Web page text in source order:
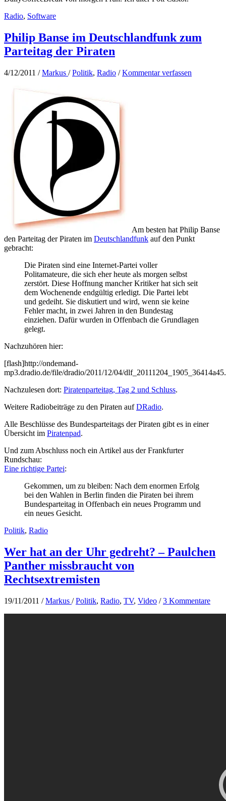
Radio, Software
Philip Banse im Deutschlandfunk zum
Parteitag der Piraten
4/12/2011 /Markus /Politik, Radio /Kommentar verfassen
Am besten hat Philip Banse
den Parteitag der Piraten im Deutschlandfunk auf den Punkt
gebracht:
Die Piraten sind eine Internet-Partei voller
Politamateure, die sich eher heute als morgen selbst
zerstört. Diese Hoffnung mancher Kritiker hat sich seit
dem Wochenende endgültig erledigt. Die Partei lebt
und gedeiht. Sie diskutiert und wird, wenn sie keine
Fehler macht, in zwei Jahren in den Bundestag
einziehen. Dafür wurden in Offenbach die Grundlagen
gelegt.
Nachzuhören hier:
[flash]http://ondemand-
mp3.dradio.de/file/dradio/2011/12/04/
Nachzulesen dort: Piratenparteitag, Tag 2 und Schluss.
Weitere Radiobeiträge zu den Piraten aufDRadio.
Alle Beschlüsse des Bundesparteitags der Piraten gibt es in einer
Übersicht im Piratenpad.
Und zum Abschluss noch ein Artikel aus der Frankfurter
Rundschau:
Eine richtige Partei:
Gekommen, um zu bleiben: Nach dem enormen Erfolg
bei den Wahlen in Berlin finden die Piraten bei ihrem
Bundesparteitag in Offenbach ein neues Programm und
ein neues Gesicht.
Politik, Radio
Wer hat an der Uhr gedreht? – Paulchen
Panther missbraucht von
Rechtsextremisten
19/11/2011 /Markus /Politik, Radio, TV, Video /3 Kommentare